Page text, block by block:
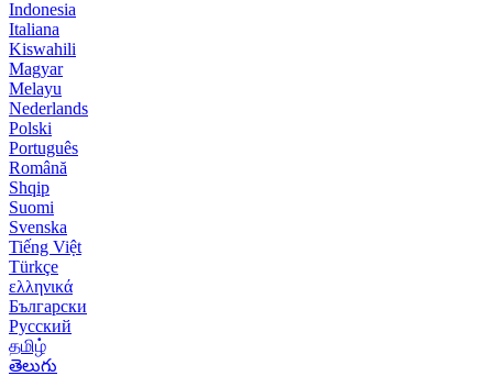
Indonesia
Italiana
Kiswahili
Magyar
Melayu
Nederlands
Polski
Português
Română
Shqip
Suomi
Svenska
Tiếng Việt
Türkçe
ελληνικά
Български
Русский
தமிழ்
తెలుగు